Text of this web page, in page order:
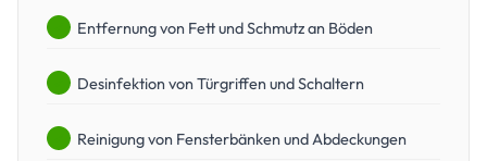
Entfernung von Fett und Schmutz an Böden
Desinfektion von Türgriffen und Schaltern
Reinigung von Fensterbänken und Abdeckungen